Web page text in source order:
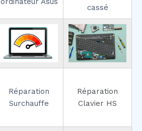
cassé
Réparation
Surchauffe
Réparation
Clavier HS